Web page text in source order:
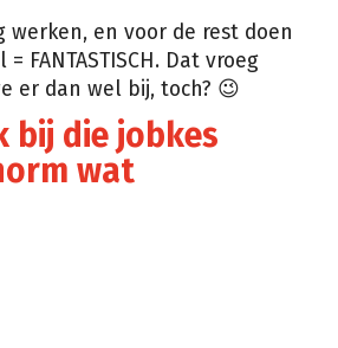
werken, en voor de rest doen
FANTASTISCH. Dat vroeg
er dan wel bij, toch? 😉
bij die jobkes
wat